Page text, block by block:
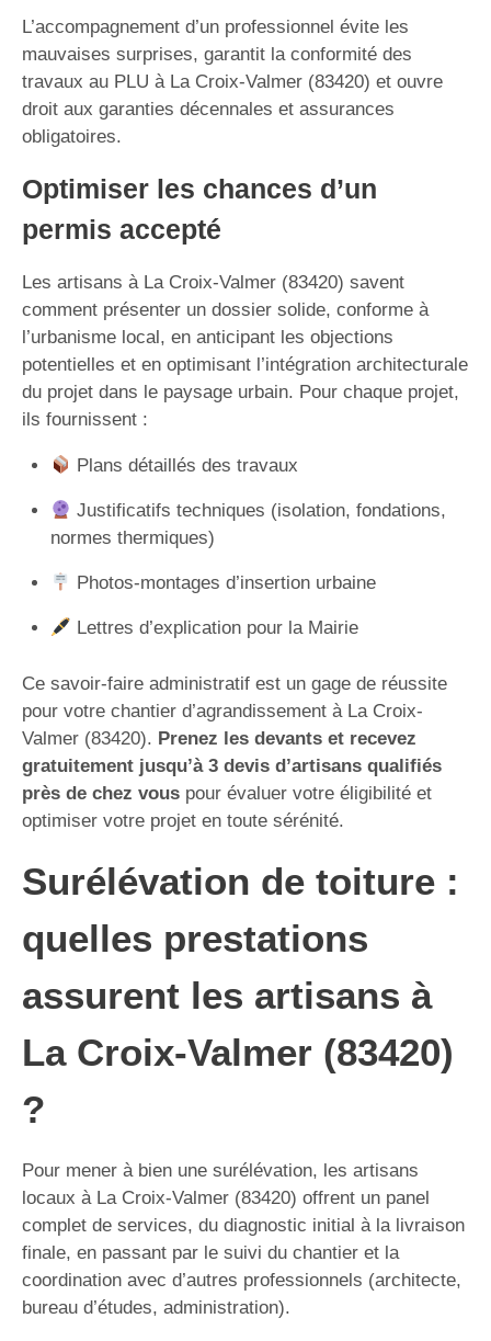
L’accompagnement d’un professionnel évite les
mauvaises surprises, garantit la conformité des
travaux au PLU à La Croix-Valmer (83420) et ouvre
droit aux garanties décennales et assurances
obligatoires.
Optimiser les chances d’un
permis accepté
Les artisans à La Croix-Valmer (83420) savent
comment présenter un dossier solide, conforme à
l’urbanisme local, en anticipant les objections
potentielles et en optimisant l’intégration architecturale
du projet dans le paysage urbain. Pour chaque projet,
ils fournissent :
Plans détaillés des travaux
Justificatifs techniques (isolation, fondations,
normes thermiques)
Photos-montages d’insertion urbaine
Lettres d’explication pour la Mairie
Ce savoir-faire administratif est un gage de réussite
pour votre chantier d’agrandissement à La Croix-
Valmer (83420). Prenez les devants et recevez
gratuitement jusqu’à 3 devis d’artisans qualifiés
près de chez vous pour évaluer votre éligibilité et
optimiser votre projet en toute sérénité.
Surélévation de toiture :
quelles prestations
assurent les artisans à
La Croix-Valmer (83420)
?
Pour mener à bien une surélévation, les artisans
locaux à La Croix-Valmer (83420) offrent un panel
complet de services, du diagnostic initial à la livraison
finale, en passant par le suivi du chantier et la
coordination avec d’autres professionnels (architecte,
bureau d’études, administration).